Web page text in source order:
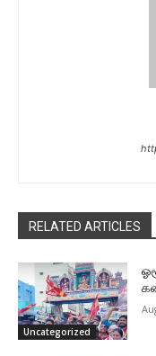
RELATED ARTICLES
Uncategorized